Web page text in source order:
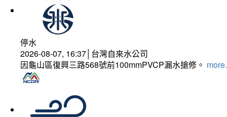
停水
2026-08-07, 16:37│台灣自來水公司
因龜山區復興三路568號前100mmPVCP漏水搶修。